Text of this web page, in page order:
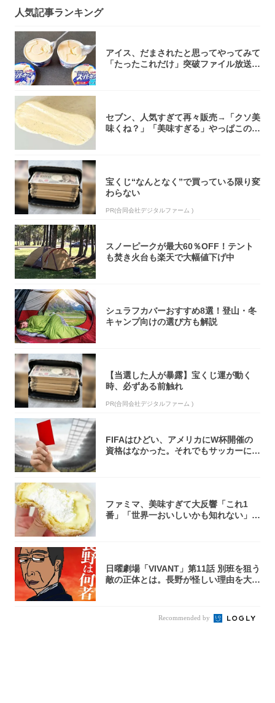
人気記事ランキング
アイス、だまされたと思ってやってみて
「たったこれだけ」突破ファイル放送で
セブン、人気すぎて再々販売→「クソ美
味くね？」「美味すぎる」やっぱこのク
宝くじ“なんとなく”で買っている限り変
わらない
PR(合同会社デジタルファーム )
スノーピークが最大60％OFF！テント
も焚き火台も楽天で大幅値下げ中
シュラフカバーおすすめ8選！登山・冬
キャンプ向けの選び方も解説
【当選した人が暴露】宝くじ運が動く
時、必ずある前触れ
PR(合同会社デジタルファーム )
FIFAはひどい、アメリカにW杯開催の
資格はなかった。それでもサッカーには
ファミマ、美味すぎて大反響「これ1
番」「世界一おいしいかも知れない」
日曜劇場「VIVANT」第11話 別班を狙う
敵の正体とは。長野が怪しい理由を大
Recommended by